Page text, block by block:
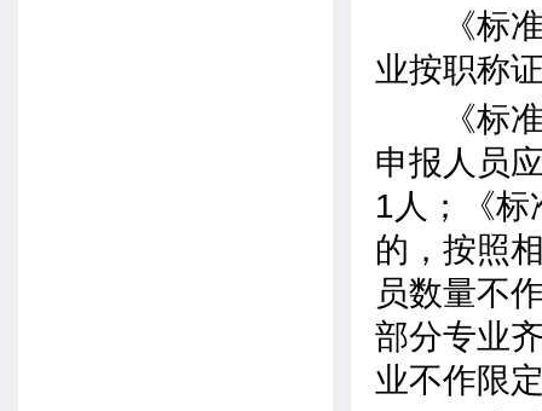
《标准
业按职称
《标准
申报人员
1人；《标
的，按照
员数量不
部分专业
业不作限